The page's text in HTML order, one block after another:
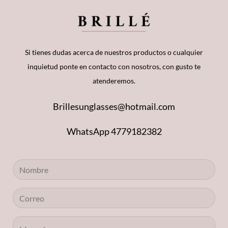
Si tienes dudas acerca de nuestros productos o cualquier
inquietud ponte en contacto con nosotros, con gusto te
atenderemos.
Brillesunglasses@hotmail.com
WhatsApp 4779182382